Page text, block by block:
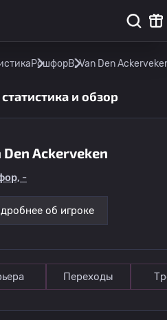
РошфорB. Van Den
и обзор
Den Ackerveken
-
об игроке
Переходы